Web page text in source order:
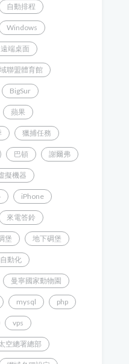
自動排程
Windows
遠端桌面
聯盟體育館
BigSur
蘋果
獵捕任務
巴頓 謝爾弗
擬機器
iPhone
來電答鈴
堡 地下碉堡
自動化
曼寧國家動物園
mysql php
vps
空總署總部